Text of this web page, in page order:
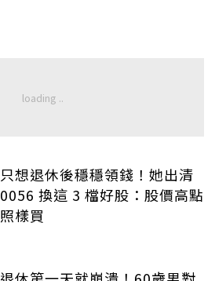
只想退休後穩穩領錢！她出清
0056 換這 3 檔好股：股價高點
照樣買